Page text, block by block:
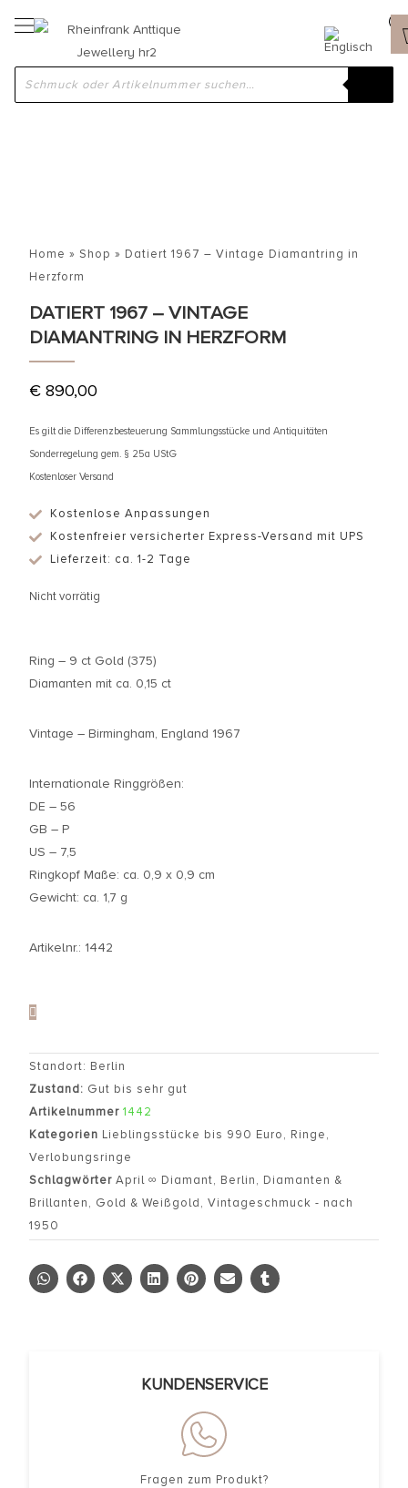
Home » Shop » Datiert 1967 – Vintage Diamantring in
Herzform
DATIERT 1967 – VINTAGE
DIAMANTRING IN HERZFORM
€ 890,00
Es gilt die Differenzbesteuerung Sammlungsstücke und Antiquitäten
Sonderregelung gem. § 25a UStG
Kostenloser Versand
Kostenlose Anpassungen
Kostenfreier versicherter Express-Versand mit UPS
Lieferzeit: ca. 1-2 Tage
Nicht vorrätig
Ring – 9 ct Gold (375)
Diamanten mit ca. 0,15 ct
Vintage – Birmingham, England 1967
Internationale Ringgrößen:
DE – 56
GB – P
US – 7,5
Ringkopf Maße: ca. 0,9 x 0,9 cm
Gewicht: ca. 1,7 g
Artikelnr.: 1442
Standort: Berlin
Zustand: Gut bis sehr gut
Artikelnummer 1442
Kategorien Lieblingsstücke bis 990 Euro, Ringe,
Verlobungsringe
Schlagwörter April ∞ Diamant, Berlin, Diamanten &
Brillanten, Gold & Weißgold, Vintageschmuck - nach
1950
KUNDENSERVICE
Fragen zum Produkt?